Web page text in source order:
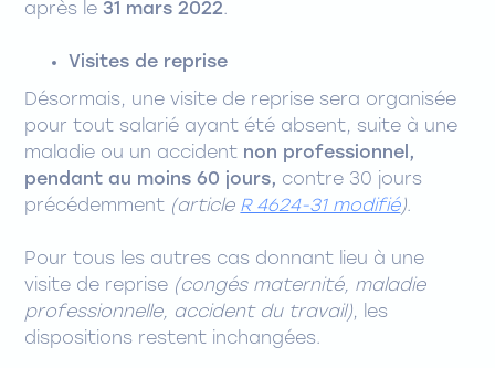
après le 31 mars 2022.
Visites de reprise
Désormais, une visite de reprise sera organisée
pour tout salarié ayant été absent, suite à une
maladie ou un accident non professionnel,
pendant au moins 60 jours, contre 30 jours
précédemment (article R 4624-31 modifié).
Pour tous les autres cas donnant lieu à une
visite de reprise (congés maternité, maladie
professionnelle, accident du travail), les
dispositions restent inchangées.